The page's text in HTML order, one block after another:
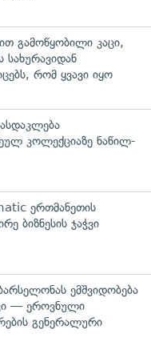
გამოწყობილი კაცი,
სახურავიდან
რომ ყვავი იყო
კოლექციაზე ნაწილ-
ერთმანეთის
ბიზნესის ჯაჭვი
ემშვიდობება
— ეროვნული
გენერალური